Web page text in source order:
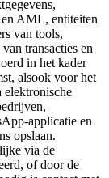
AML, entiteiten
van tools,
transacties en
in het kader
alsook voor het
elektronische
applicatie en
opslaan.
via de
of door de